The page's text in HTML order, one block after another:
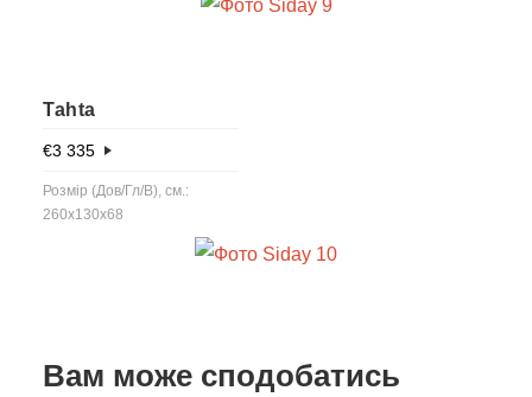
Tahta
€3 335
Розмір (Дов/Гл/В), см.:
260x130x68
Вам може сподобатись